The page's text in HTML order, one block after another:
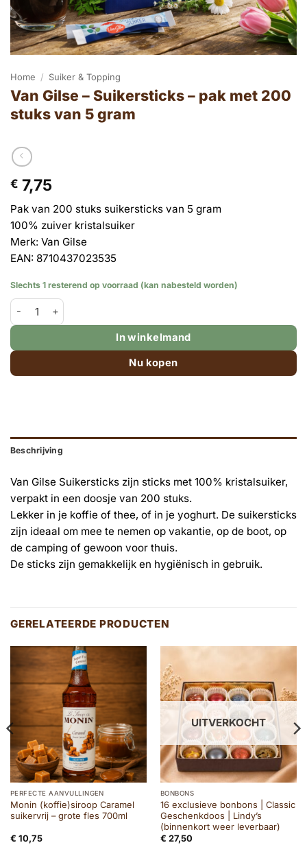
Home / Suiker & Topping
Van Gilse – Suikersticks – pak met 200
stuks van 5 gram
€ 7,75
Pak van 200 stuks suikersticks van 5 gram
100% zuiver kristalsuiker
Merk: Van Gilse
EAN: 8710437023535
Slechts 1 resterend op voorraad (kan nabesteld worden)
Van Gilse - Suikersticks - pak met 200 stuks van 5 gram aantal
In winkelmand
Nu kopen
Beschrijving
Van Gilse Suikersticks zijn sticks met 100% kristalsuiker,
verpakt in een doosje van 200 stuks.
Lekker in je koffie of thee, of in je yoghurt. De suikersticks
zijn ideaal om mee te nemen op vakantie, op de boot, op
de camping of gewoon voor thuis.
De sticks zijn gemakkelijk en hygiënisch in gebruik.
GERELATEERDE PRODUCTEN
PERFECTE AANVULLINGEN
Monin (koffie)siroop Caramel
suikervrij – grote fles 700ml
€ 10,75
UITVERKOCHT
BONBONS
16 exclusieve bonbons | Classic
Geschenkdoos | Lindy’s
(binnenkort weer leverbaar)
€ 27,50